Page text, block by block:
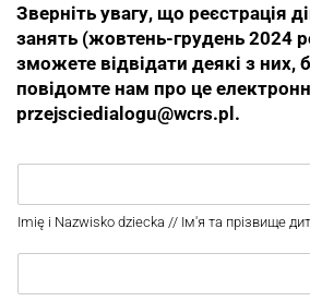
Зверніть увагу, що реєстрація
занять (жовтень-грудень 2024
зможете відвідати деякі з них,
повідомте нам про це
przejsciedialogu@wcrs.pl.
Imię i Nazwisko dziecka // Ім'я та прізвище